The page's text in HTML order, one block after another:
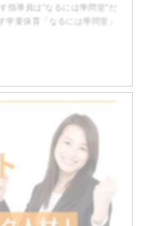
指導員は”なるには學問堂”だ
学童保育「なるには學問堂」